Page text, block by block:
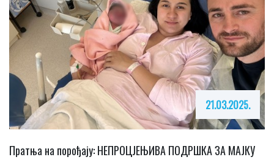
21.03.2025.
Пратња на порођају: НЕПРОЦЈЕЊИВА ПОДРШКА ЗА МАЈКУ